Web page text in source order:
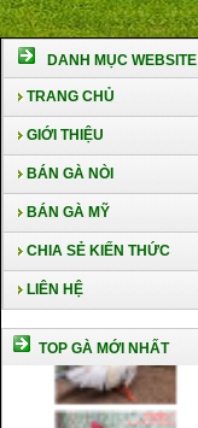
DANH MỤC WEBSITE
TRANG CHỦ
GIỚI THIỆU
BÁN GÀ NÒI
BÁN GÀ MỸ
CHIA SẺ KIẾN THỨC
LIÊN HỆ
TOP GÀ MỚI NHẤT